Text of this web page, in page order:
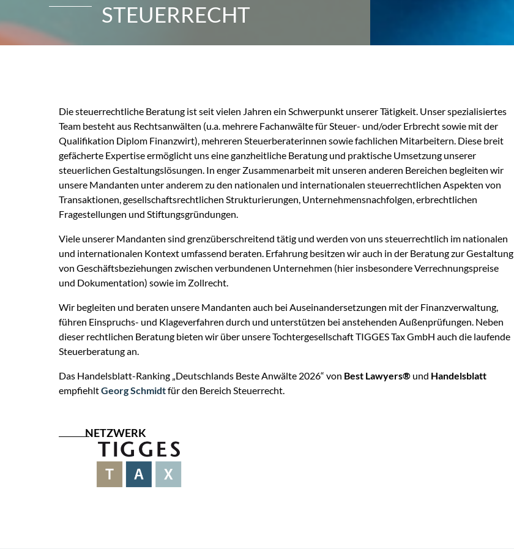
STEUERRECHT
Die steuerrechtliche Beratung ist seit vielen Jahren ein Schwerpunkt unserer Tätigkeit. Unser spezialisiertes
Team besteht aus Rechtsanwälten (u.a. mehrere Fachanwälte für Steuer- und/oder Erbrecht sowie mit der
Qualifikation Diplom Finanzwirt), mehreren Steuerberaterinnen sowie fachlichen Mitarbeitern. Diese breit
gefächerte Expertise ermöglicht uns eine ganzheitliche Beratung und praktische Umsetzung unserer
steuerlichen Gestaltungslösungen. In enger Zusammenarbeit mit unseren anderen Bereichen begleiten wir
unsere Mandanten unter anderem zu den nationalen und internationalen steuerrechtlichen Aspekten von
Transaktionen, gesellschaftsrechtlichen Strukturierungen, Unternehmensnachfolgen, erbrechtlichen
Fragestellungen und Stiftungsgründungen.
Viele unserer Mandanten sind grenzüberschreitend tätig und werden von uns steuerrechtlich im nationalen
und internationalen Kontext umfassend beraten. Erfahrung besitzen wir auch in der Beratung zur Gestaltung
von Geschäftsbeziehungen zwischen verbundenen Unternehmen (hier insbesondere Verrechnungspreise
und Dokumentation) sowie im Zollrecht.
Wir begleiten und beraten unsere Mandanten auch bei Auseinandersetzungen mit der Finanzverwaltung,
führen Einspruchs- und Klageverfahren durch und unterstützen bei anstehenden Außenprüfungen. Neben
dieser rechtlichen Beratung bieten wir über unsere Tochtergesellschaft TIGGES Tax GmbH auch die laufende
Steuerberatung an.
Das Handelsblatt-Ranking „Deutschlands Beste Anwälte 2026“ von Best Lawyers® und Handelsblatt
empfiehltGeorg Schmidtfür den Bereich Steuerrecht.
NETZWERK